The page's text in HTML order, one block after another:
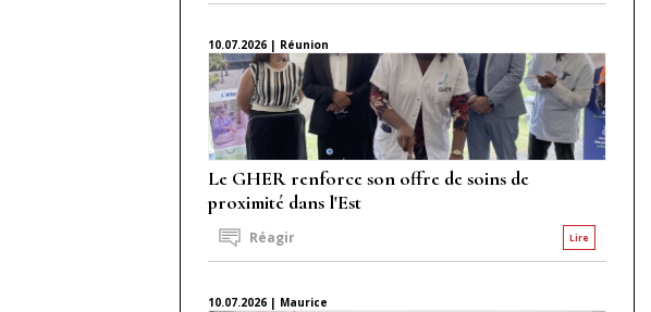
10.07.2026 | Réunion
Le GHER renforce son offre de soins de
proximité dans l'Est
Lire
Réagir
10.07.2026 | Maurice